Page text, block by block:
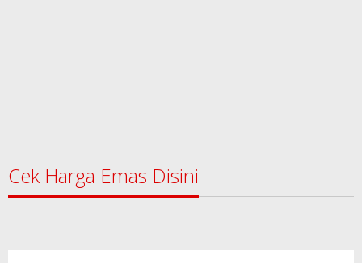
Cek Harga Emas Disini